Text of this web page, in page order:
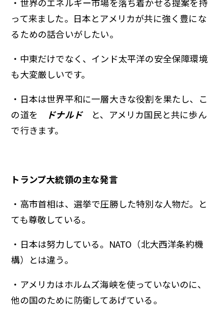
・世界のエネルギー市場を落ち着かせる提案を持
って来ました。日本とアメリカが共に強く豊にな
るための話合いがしたい。
・中東だけでなく、インド太平洋の安全保障環境
も大変厳しいです。
・日本は世界平和に一層大きな役割を果たし、こ
の道を
ドナルドと、アメリカ国民と共に歩ん
で行きます。
トランプ大統領の主な発言
・高市首相は、選挙で圧勝した特別な人物だ。と
ても尊敬している。
・日本は努力している。NATO（北大西洋条約機
構）とは違う。
・アメリカはホルムズ海峡を使っていないのに、
他の国のために防衛してあげている。